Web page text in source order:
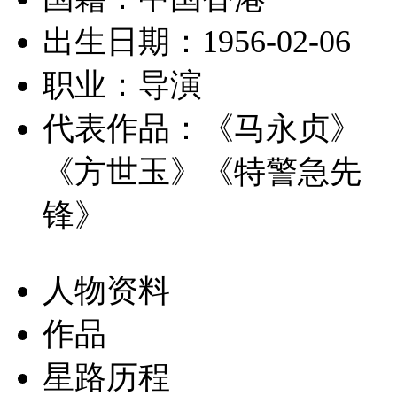
出生日期：1956-02-06
职业：导演
代表作品：
《马永贞》
《方世玉》《特警急先
锋》
人物资料
作品
星路历程